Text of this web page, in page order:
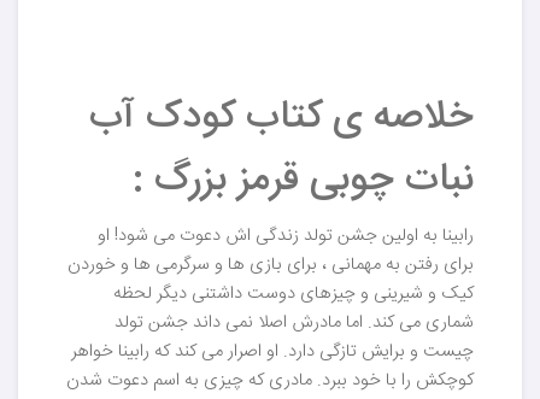
خلاصه ی کتاب کودک آب
نبات چوبی قرمز بزرگ :
رابینا به اولین جشن تولد زندگی اش دعوت می شود! او
برای رفتن به مهمانی ، برای بازی ها و سرگرمی ها و خوردن
کیک و شیرینی و چیزهای دوست داشتنی دیگر لحظه
شماری می کند. اما مادرش اصلا نمی داند جشن تولد
چیست و برایش تازگی دارد. او اصرار می کند که رابینا خواهر
کوچکش را با خود ببرد. مادری که چیزی به اسم دعوت شدن